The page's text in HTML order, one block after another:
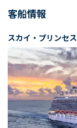
客船情報
スカイ・プリンセス